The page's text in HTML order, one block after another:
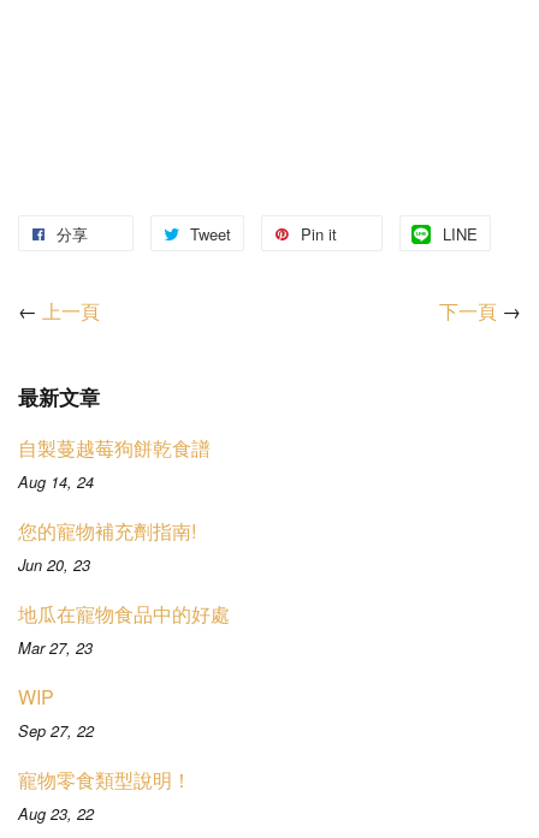
分享 Tweet Pin it LINE
← 上一頁 下一頁 →
最新文章
自製蔓越莓狗餅乾食譜
Aug 14, 24
您的寵物補充劑指南!
Jun 20, 23
地瓜在寵物食品中的好處
Mar 27, 23
WIP
Sep 27, 22
寵物零食類型說明！
Aug 23, 22